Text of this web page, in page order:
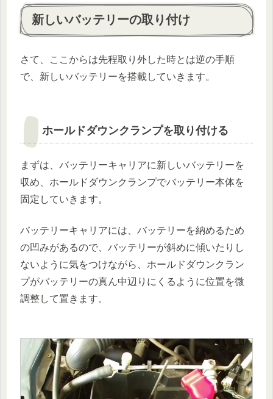
新しいバッテリーの取り付け
さて、ここからは先程取り外した時とは逆の手順
で、新しいバッテリーを搭載していきます。
ホールドダウンクランプを取り付ける
まずは、バッテリーキャリアに新しいバッテリーを
収め、ホールドダウンクランプでバッテリー本体を
固定していきます。
バッテリーキャリアには、バッテリーを納めるため
の凹みがあるので、バッテリーが斜めに傾いたりし
ないように気をつけながら、ホールドダウンクラン
プがバッテリーの真ん中辺りにくるように位置を微
調整して置きます。